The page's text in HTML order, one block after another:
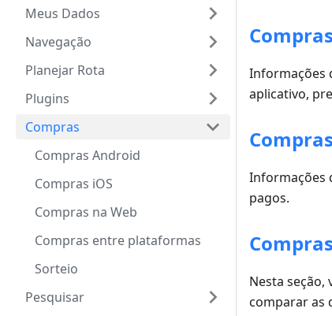
Meus Dados
Navegação
Planejar Rota
Plugins
Compras
Compras Android
Compras iOS
Compras na Web
Compras entre plataformas
Sorteio
Pesquisar
Informações
aplicativo,
Informações
pagos.
Nesta
comparar as